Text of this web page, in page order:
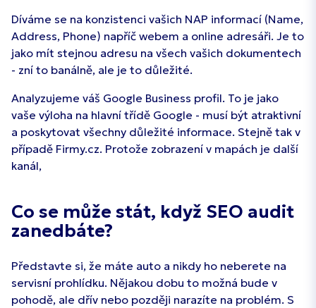
Díváme se na konzistenci vašich NAP informací (Name,
Address, Phone) napříč webem a online adresáři. Je to
jako mít stejnou adresu na všech vašich dokumentech
- zní to banálně, ale je to důležité.
Analyzujeme váš Google Business profil. To je jako
vaše výloha na hlavní třídě Google - musí být atraktivní
a poskytovat všechny důležité informace. Stejně tak v
případě Firmy.cz. Protože zobrazení v mapách je další
kanál,
Co se může stát, když SEO audit
zanedbáte?
Představte si, že máte auto a nikdy ho neberete na
servisní prohlídku. Nějakou dobu to možná bude v
pohodě, ale dřív nebo později narazíte na problém. S